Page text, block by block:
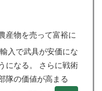
産物を売って富裕に
入で武具が安価にな
になる。 さらに戦術
隊の価値が高まる